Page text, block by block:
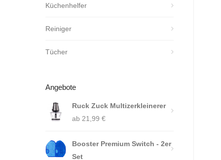
Küchenhelfer
Reiniger
Tücher
Angebote
Ruck Zuck Multizerkleinerer
ab 21,99 €
Booster Premium Switch - 2er
Set